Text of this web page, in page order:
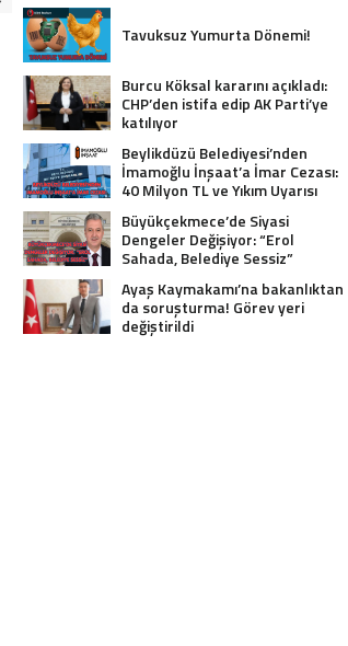
Tavuksuz Yumurta Dönemi!
Burcu Köksal kararını açıkladı:
CHP’den istifa edip AK Parti’ye
katılıyor
Beylikdüzü Belediyesi’nden
İmamoğlu İnşaat’a İmar Cezası:
40 Milyon TL ve Yıkım Uyarısı
Büyükçekmece’de Siyasi
Dengeler Değişiyor: “Erol
Sahada, Belediye Sessiz”
Ayaş Kaymakamı’na bakanlıktan
da soruşturma! Görev yeri
değiştirildi